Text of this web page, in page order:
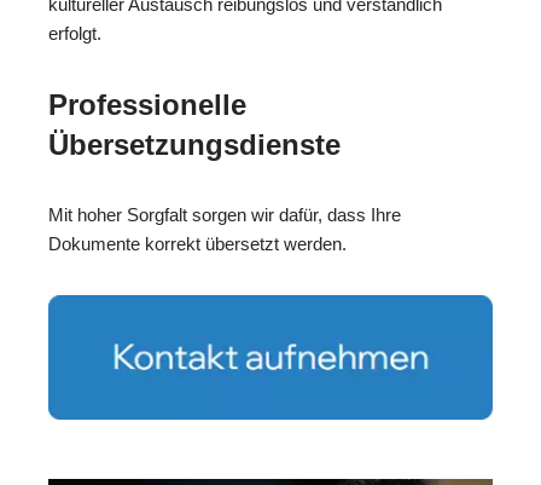
erfolgt.
Professionelle
Übersetzungsdienste
Mit hoher Sorgfalt sorgen wir dafür, dass Ihre
Dokumente korrekt übersetzt werden.